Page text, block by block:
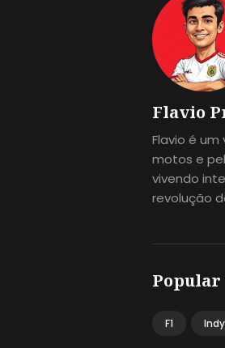
Flavio
Flavio é
motos e
vivendo
revolução
F1